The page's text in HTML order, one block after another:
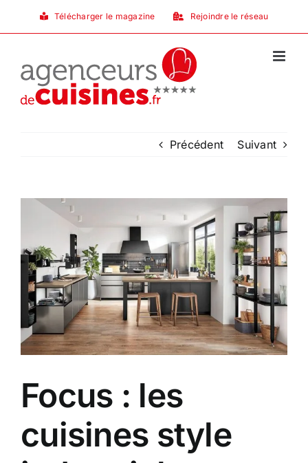
Télécharger le magazine Rejoindre le réseau
Précédent Suivant
Voir
agrandie
Focus : les
cuisines style